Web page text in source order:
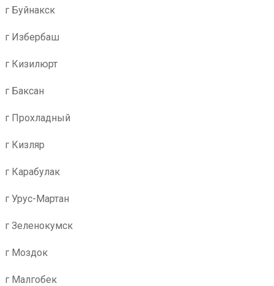
г Буйнакск
г Избербаш
г Кизилюрт
г Баксан
г Прохладный
г Кизляр
г Карабулак
г Урус-Мартан
г Зеленокумск
г Моздок
г Малгобек